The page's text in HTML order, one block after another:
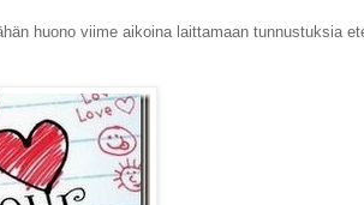
huono viime aikoina laittamaan tunnustuksia